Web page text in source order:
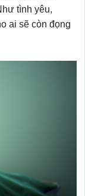
tình yêu,
ai sẽ còn đọng